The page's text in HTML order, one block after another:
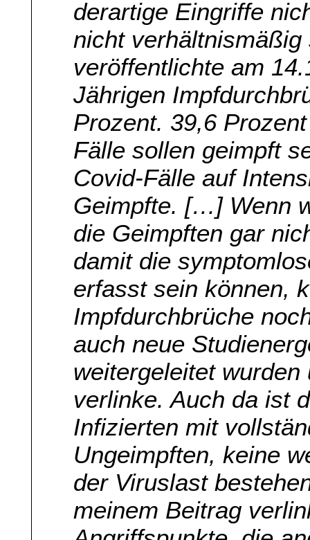
derartige Eingriffe
nicht
veröffentlichte am
Jährigen
Prozent. 39,6
Fälle sollen geimpft
Covid-Fälle auf
Geimpfte. […] Wenn
die Geimpften gar
damit die
erfasst sein können,
Impfdurchbrüche
auch neue
weitergeleitet
verlinke. Auch da ist
Infizierten mit
Ungeimpften, keine
der Viruslast
meinem Beitrag